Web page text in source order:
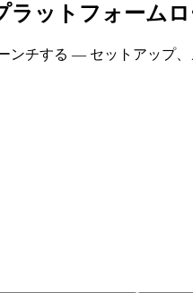
ラットフォーム
ンチする — セットアップ